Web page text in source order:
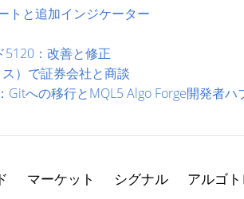
トと追加インジケーター
5120：改善と修正
）で証券会社と商談
への移行とMQL5 Algo Forge開発者
マーケット シグナル アルゴ